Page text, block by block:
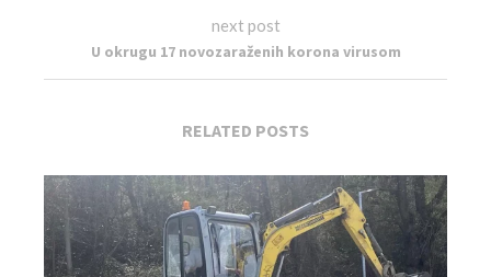
next post
U okrugu 17 novozaraženih korona virusom
RELATED POSTS